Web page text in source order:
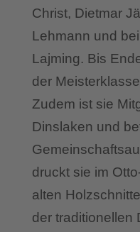
Christ, Dietmar
Lehmann und
Lajming. Bis
der
Zudem ist sie
Dinslaken und
druckt sie im
alten
der traditionellen